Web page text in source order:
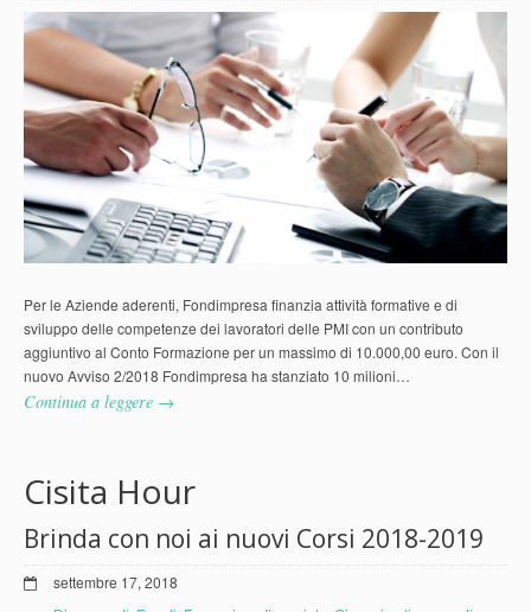
Per le Aziende aderenti, Fondimpresa finanzia attività formative e di
sviluppo delle competenze dei lavoratori delle PMI con un contributo
aggiuntivo al Conto Formazione per un massimo di 10.000,00 euro. Con il
nuovo Avviso 2/2018 Fondimpresa ha stanziato 10 milioni…
Continua a leggere →
Cisita Hour
Brinda con noi ai nuovi Corsi 2018-2019
settembre 17, 2018